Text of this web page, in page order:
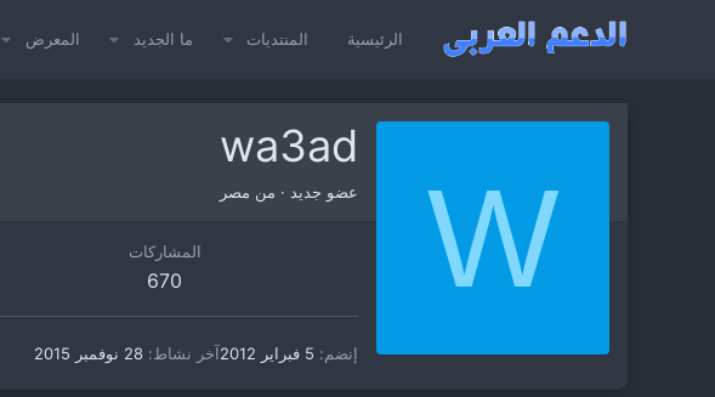
الرئيسية المنتديات ما الجديد المعرض
W
wa3ad
عضو جديد · من مصر
المشاركات
670
إنضم 5 فبراير 2012 آخر نشاط 28 نوفمبر 2015